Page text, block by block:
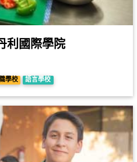
利國際學院
學校 語言學校